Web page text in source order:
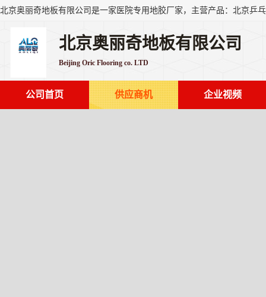
北京奥丽奇地板有限公司
Beijing Oric Flooring co. LTD
公司首页 供应商机 企业视频